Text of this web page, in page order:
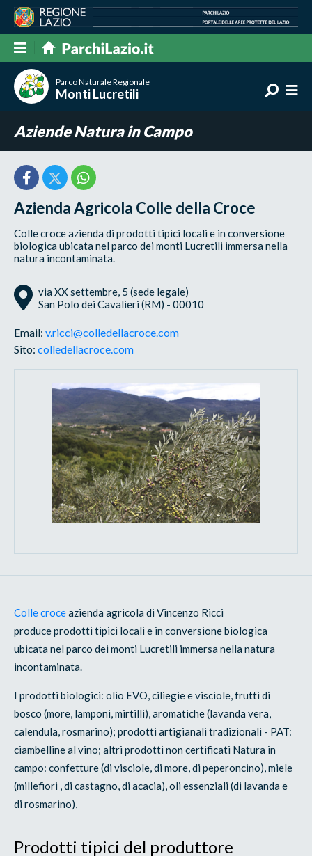
Parco Naturale Regionale
Monti Lucretili
Aziende Natura in Campo
Azienda Agricola Colle della Croce
Colle croce azienda di prodotti tipici locali e in conversione
biologica ubicata nel parco dei monti Lucretili immersa nella
natura incontaminata.
via XX settembre, 5 (sede legale)
San Polo dei Cavalieri (RM) - 00010
Email:v.ricci@colledellacroce.com
Sito:colledellacroce.com
Colle croceazienda agricola di Vincenzo Ricci
produce prodotti tipici locali e in conversione biologica
ubicata nel parco dei monti Lucretili immersa nella natura
incontaminata.
I prodotti biologici: olio EVO, ciliegie e visciole, frutti di
bosco (more, lamponi, mirtilli), aromatiche (lavanda vera,
calendula, rosmarino); prodotti artigianali tradizionali - PAT:
ciambelline al vino; altri prodotti non certificati Natura in
campo: confetture (di visciole, di more, di peperoncino), miele
(millefiori , di castagno, di acacia), oli essenziali (di lavanda e
di rosmarino),
Prodotti tipici del produttore